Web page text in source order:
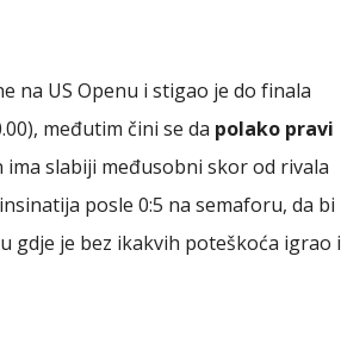
na US Openu i stigao je do finala
međutim čini se da polako pravi
ima slabiji međusobni skor od rivala
posle 0:5 na semaforu, da bi
gdje je bez ikakvih poteškoća igrao i